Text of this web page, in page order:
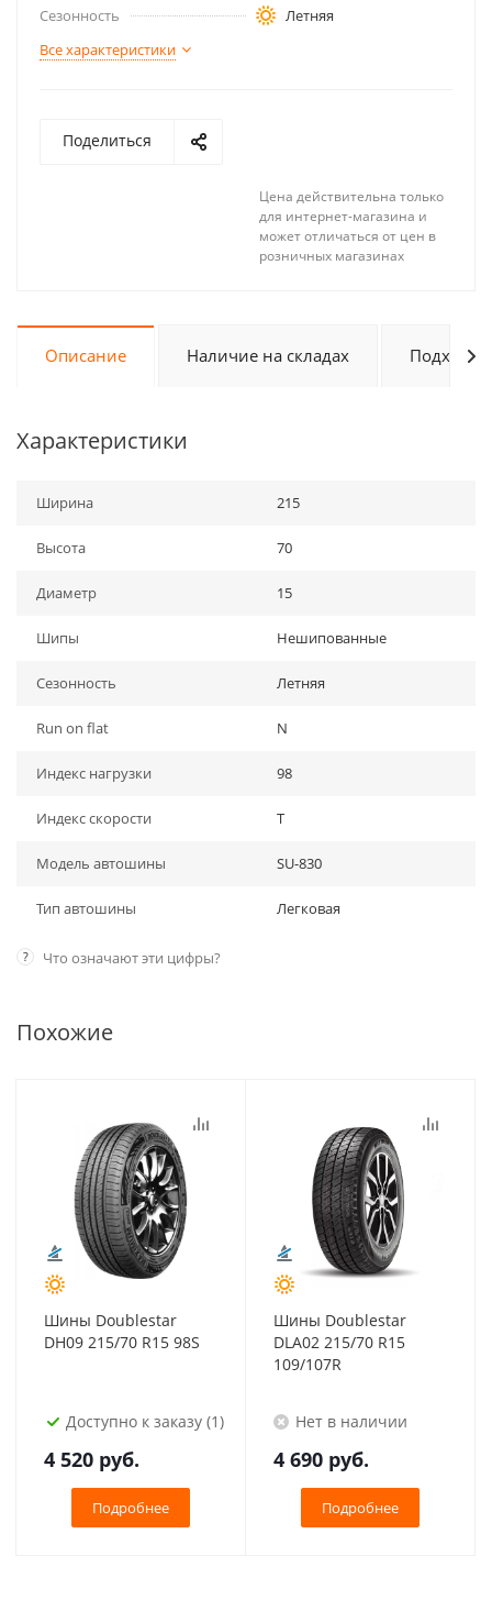
Сезонность
Летняя
Все характеристики
Поделиться
Цена действительна только
для интернет-магазина и
может отличаться от цен в
розничных магазинах
Описание Наличие на складах Подходит
Характеристики
Ширина 215
Высота 70
Диаметр 15
Шипы Нешипованные
Сезонность Летняя
Run on flat N
Индекс нагрузки 98
Индекс скорости T
Модель автошины SU-830
Тип автошины Легковая
? Что означают эти цифры?
Похожие
Шины Doublestar
DH09 215/70 R15 98S
Доступно к заказу (1)
4 520 руб.
Подробнее
Шины Doublestar
DLA02 215/70 R15
109/107R
Нет в наличии
4 690 руб.
Подробнее